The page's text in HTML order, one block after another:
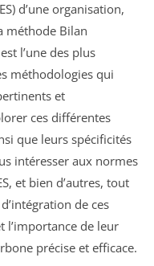
d’une organisation,
méthode Bilan
l’une des plus
méthodologies qui
et
ces différentes
que leurs spécificités
intéresser aux normes
et bien d’autres, tout
de ces
l’importance de leur
précise et efficace.